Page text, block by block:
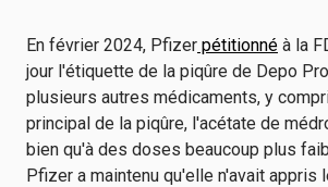
En février 2024, Pfizer pétitionné à la
jour l'étiquette de la piqûre de Depo
plusieurs autres médicaments, y
principal de la piqûre, l'acétate de
bien qu'à des doses beaucoup plus
Pfizer a maintenu qu'elle n'avait appris